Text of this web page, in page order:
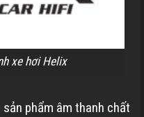
xe hơi Helix
phẩm âm thanh chất